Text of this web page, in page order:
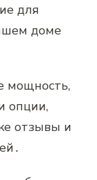
для
доме
мощность‚
опции‚
отзывы и